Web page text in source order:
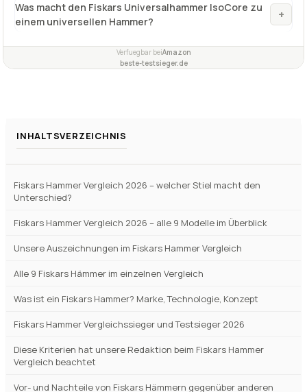
Was macht den Fiskars Universalhammer IsoCore zu
einem universellen Hammer?
+
Verfuegbar beiAmazon
beste-testsieger.de
INHALTSVERZEICHNIS
Fiskars Hammer Vergleich 2026 – welcher Stiel macht den
Unterschied?
Fiskars Hammer Vergleich 2026 – alle 9 Modelle im Überblick
Unsere Auszeichnungen im Fiskars Hammer Vergleich
Alle 9 Fiskars Hämmer im einzelnen Vergleich
Was ist ein Fiskars Hammer? Marke, Technologie, Konzept
Fiskars Hammer Vergleichssieger und Testsieger 2026
Diese Kriterien hat unsere Redaktion beim Fiskars Hammer
Vergleich beachtet
Vor- und Nachteile von Fiskars Hämmern gegenüber anderen